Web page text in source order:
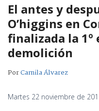
El antes y
O’higgins en
finalizada la 1º
demolición
PorCamila Álvarez
Martes 22 noviembre de